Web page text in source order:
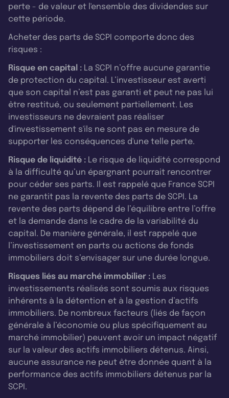
perte - de valeur et l'ensemble des dividendes sur
cette période.
Acheter des parts de SCPI comporte donc des
risques :
Risque en capital : La SCPI n’offre aucune garantie
de protection du capital. L’investisseur est averti
que son capital n’est pas garanti et peut ne pas lui
être restitué, ou seulement partiellement. Les
investisseurs ne devraient pas réaliser
d'investissement s'ils ne sont pas en mesure de
supporter les conséquences d'une telle perte.
Risque de liquidité : Le risque de liquidité correspond
à la difficulté qu’un épargnant pourrait rencontrer
pour céder ses parts. Il est rappelé que France SCPI
ne garantit pas la revente des parts de SCPI. La
revente des parts dépend de l’équilibre entre l’offre
et la demande dans le cadre de la variabilité du
capital. De manière générale, il est rappelé que
l’investissement en parts ou actions de fonds
immobiliers doit s’envisager sur une durée longue.
Risques liés au marché immobilier : Les
investissements réalisés sont soumis aux risques
inhérents à la détention et à la gestion d’actifs
immobiliers. De nombreux facteurs (liés de façon
générale à l’économie ou plus spécifiquement au
marché immobilier) peuvent avoir un impact négatif
sur la valeur des actifs immobiliers détenus. Ainsi,
aucune assurance ne peut être donnée quant à la
performance des actifs immobiliers détenus par la
SCPI.